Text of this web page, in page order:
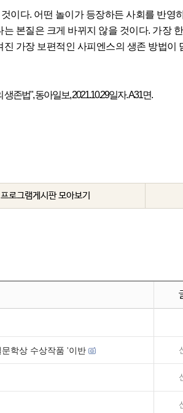
이다. 어떤 놀이가 등장하든 사회를 반영
본질은 크게 바뀌지 않을 것이다. 가장
가장 보편적인 사피엔스의 생존 방법이
존법", 동아일보, 2021.10.29일자. A31면.
프로그램게시판 모아보기
학상 수상작품 '이반